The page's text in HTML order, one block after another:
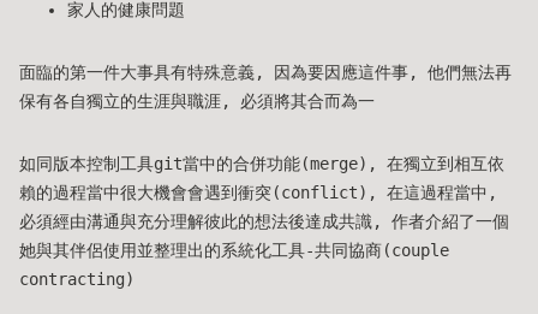
家人的健康問題
面臨的第一件大事具有特殊意義, 因為要因應這件事, 他們無法再
保有各自獨立的生涯與職涯, 必須將其合而為一
如同版本控制工具git當中的合併功能(merge), 在獨立到相互依
賴的過程當中很大機會會遇到衝突(conflict), 在這過程當中,
必須經由溝通與充分理解彼此的想法後達成共識, 作者介紹了一個
她與其伴侶使用並整理出的系統化工具-共同協商(couple
contracting)